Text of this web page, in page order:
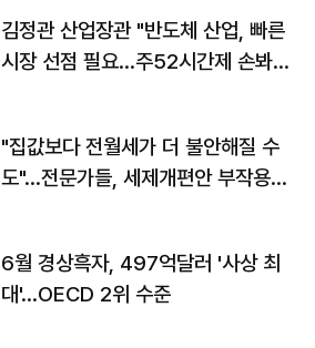
김정관 산업장관 "반도체 산업, 빠른
시장 선점 필요…주52시간제 손봐
"집값보다 전월세가 더 불안해질 수
도"…전문가들, 세제개편안 부작용
6월 경상흑자, 497억달러 '사상 최
대'…OECD 2위 수준